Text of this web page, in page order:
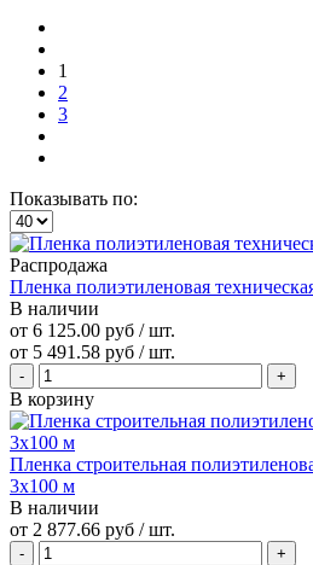
1
2
3
Показывать по:
Распродажа
Пленка полиэтиленовая
В наличии
от 6 125.00 руб / шт.
от 5 491.58 руб / шт.
В корзину
Пленка строительная
3х100 м
В наличии
от 2 877.66 руб / шт.